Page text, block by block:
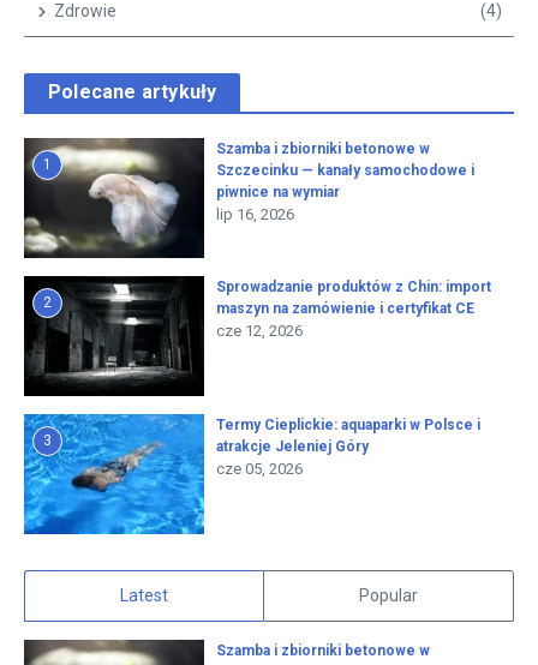
Zdrowie (4)
Polecane artykuły
1
Szamba i zbiorniki betonowe w
Szczecinku — kanały samochodowe i
piwnice na wymiar
lip 16, 2026
2
Sprowadzanie produktów z Chin: import
maszyn na zamówienie i certyfikat CE
cze 12, 2026
3
Termy Cieplickie: aquaparki w Polsce i
atrakcje Jeleniej Góry
cze 05, 2026
Latest Popular
Szamba i zbiorniki betonowe w